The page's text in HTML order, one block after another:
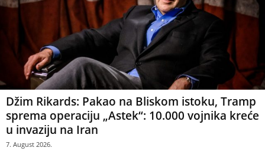
Džim Rikards: Pakao na Bliskom istoku, Tramp
sprema operaciju „Astek“: 10.000 vojnika kreće
u invaziju na Iran
7. August 2026.